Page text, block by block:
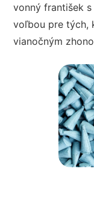
vonný františek
voľbou pre tých,
vianočným